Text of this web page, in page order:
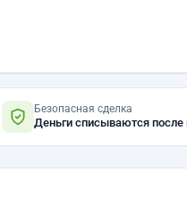
Безопасная сделка
Деньги списываются после